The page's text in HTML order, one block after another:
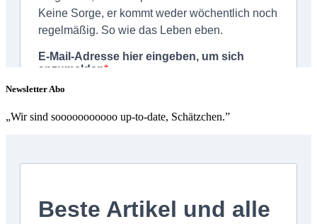
Newsletter Abo
„Wir sind sooooooooooo up-to-date, Schätzchen.”